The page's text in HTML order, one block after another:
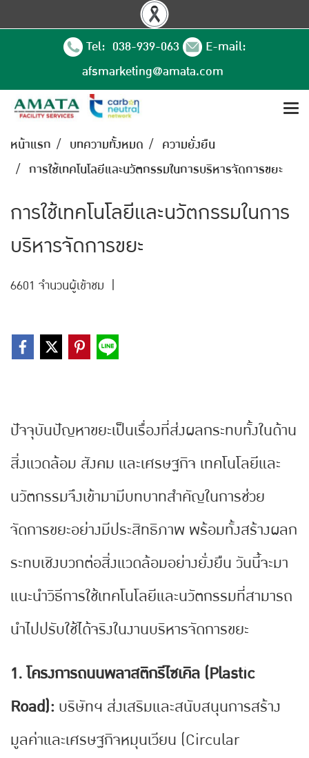
Tel: 038-939-063
E-mail:
afsmarketing@amata.com
หน้าแรก บทความทั้งหมด
ความยั่งยืน
การใช้เทคโนโลยีและนวัตกรรมในการบริหารจัดการขยะ
การใช้เทคโนโลยีและนวัตกรรมในการ
บริหารจัดการขยะ
6601 จำนวนผู้เข้าชม |
ปัจจุบันปัญหาขยะเป็นเรื่องที่ส่งผลกระทบทั้งในด้าน
สิ่งแวดล้อม สังคม และเศรษฐกิจ เทคโนโลยีและ
นวัตกรรมจึงเข้ามามีบทบาทสำคัญในการช่วย
จัดการขยะอย่างมีประสิทธิภาพ พร้อมทั้งสร้างผลก
ระทบเชิงบวกต่อสิ่งแวดล้อมอย่างยั่งยืน วันนี้จะมา
แนะนำวิธีการใช้เทคโนโลยีและนวัตกรรมที่สามารถ
นำไปปรับใช้ได้จริงในงานบริหารจัดการขยะ
1. โครงการถนนพลาสติกรีไซเคิล (Plastic
Road): บริษัทฯ ส่งเสริมและสนับสนุนการสร้าง
มูลค่าและเศรษฐกิจหมุนเวียน (Circular